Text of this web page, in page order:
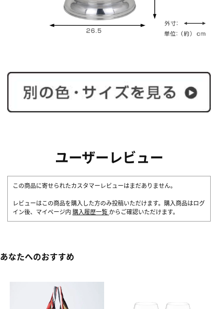
ユーザーレビュー
この商品に寄せられたカスタマーレビューはまだありません。
レビューはこの商品を購入した方のみ投稿いただけます。購入商品はログ
イン後、マイページ内 購入履歴一覧 からご確認いただけます。
あなたへのおすすめ